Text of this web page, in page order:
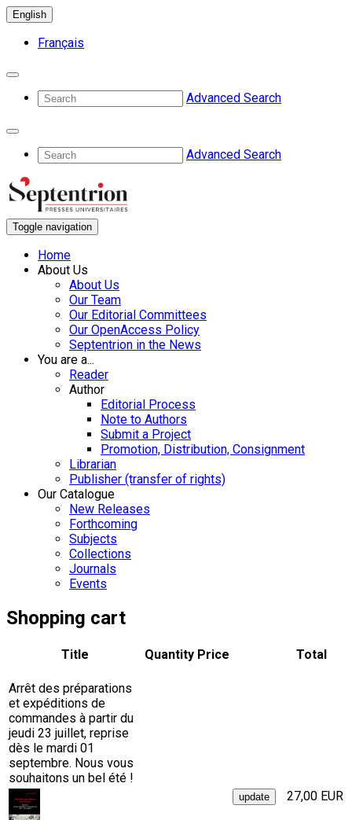
English
Français
Advanced Search
Advanced Search
Toggle navigation
Home
About Us
About Us
Our Team
Our Editorial Committees
Our OpenAccess Policy
Septentrion in the News
You are a...
Reader
Author
Editorial Process
Note to Authors
Submit a Project
Promotion, Distribution, Consignment
Librarian
Publisher (transfer of rights)
Our Catalogue
New Releases
Forthcoming
Subjects
Collections
Journals
Events
Shopping cart
Arrêt des préparations
et expéditions de
commandes à partir du
jeudi 23 juillet, reprise
dès le mardi 01
septembre. Nous vous
souhaitons un bel été !
Title Quantity Price Total
27,00 EUR